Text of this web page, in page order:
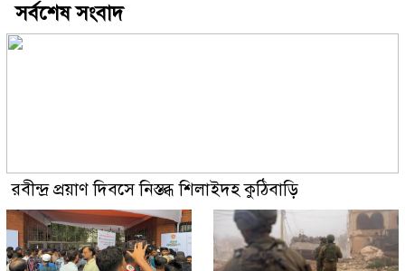
সর্বশেষ সংবাদ
রবীন্দ্র প্রয়াণ দিবসে নিস্তব্ধ শিলাইদহ কুঠিবাড়ি